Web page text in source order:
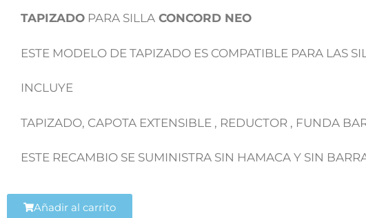
TAPIZADO PARA SILLA CONCORD NEO
ESTE MODELO DE TAPIZADO ES COMPATIBLE PARA LAS
INCLUYE
TAPIZADO, CAPOTA EXTENSIBLE , REDUCTOR , FUNDA
ESTE RECAMBIO SE SUMINISTRA SIN HAMACA Y SIN
Añadir al carrito